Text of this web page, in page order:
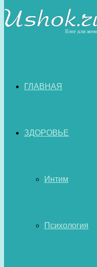
ГЛАВНАЯ
ЗДОРОВЬЕ
Интим
Психология